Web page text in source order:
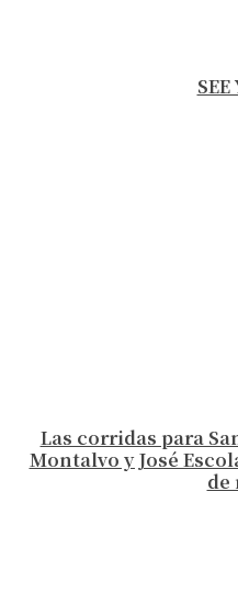
SEE
Las corridas para
Montalvo y José
de